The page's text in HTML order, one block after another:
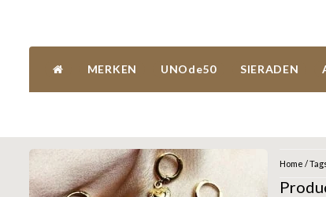
MERKEN UNOde50 SIERADEN
Home /